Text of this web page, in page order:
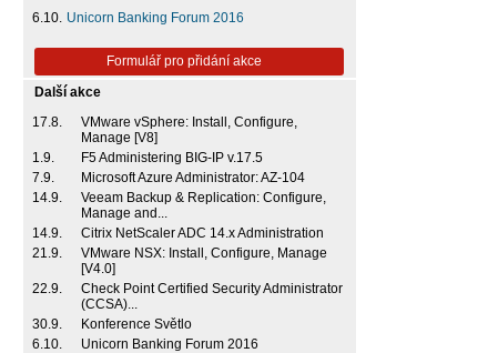
6.10. Unicorn Banking Forum 2016
Formulář pro přidání akce
Další akce
17.8.
VMware vSphere: Install, Configure,
Manage [V8]
1.9.
F5 Administering BIG-IP v.17.5
7.9.
Microsoft Azure Administrator: AZ-104
14.9.
Veeam Backup & Replication: Configure,
Manage and...
14.9.
Citrix NetScaler ADC 14.x Administration
21.9.
VMware NSX: Install, Configure, Manage
[V4.0]
22.9.
Check Point Certified Security Administrator
(CCSA)...
30.9.
Konference Světlo
6.10.
Unicorn Banking Forum 2016